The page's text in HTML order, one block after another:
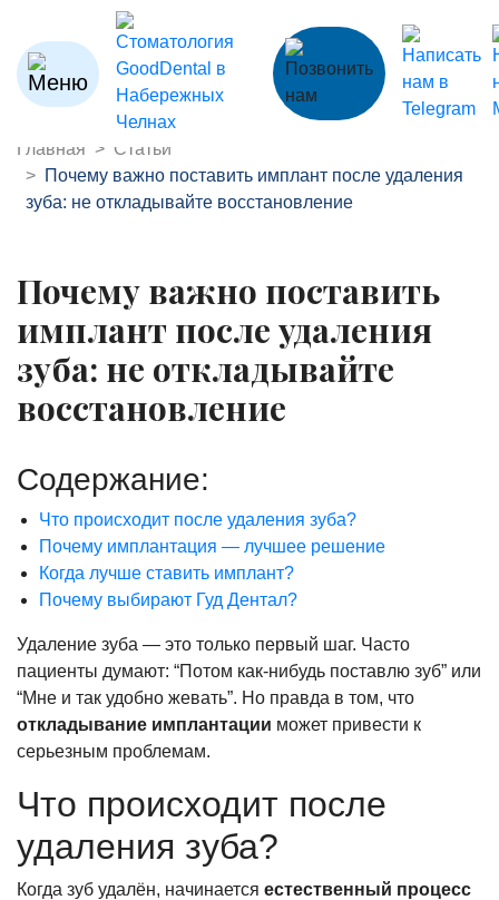
Главная
Статьи
Почему важно поставить имплант после удаления
зуба: не откладывайте восстановление
Почему важно поставить
имплант после удаления
зуба: не откладывайте
восстановление
Содержание:
Что происходит после удаления зуба?
Почему имплантация — лучшее решение
Когда лучше ставить имплант?
Почему выбирают Гуд Дентал?
Удаление зуба — это только первый шаг. Часто
пациенты думают: “Потом как-нибудь поставлю зуб” или
“Мне и так удобно жевать”. Но правда в том, что
откладывание имплантации может привести к
серьезным проблемам.
Что происходит после
удаления зуба?
Когда зуб удалён, начинается естественный процесс